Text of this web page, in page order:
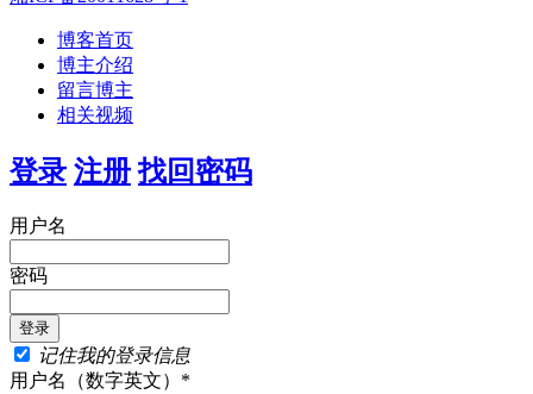
博客首页
博主介绍
留言博主
相关视频
登录 注册 找回密码
用户名
密码
记住我的登录信息
用户名（数字英文）*